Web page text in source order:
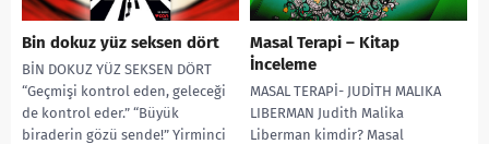
Bin dokuz yüz seksen dört
BİN DOKUZ YÜZ SEKSEN DÖRT
“Geçmişi kontrol eden, geleceği
de kontrol eder.” “Büyük
biraderin gözü sende!” Yirminci
Masal Terapi – Kitap
İnceleme
MASAL TERAPİ- JUDİTH MALIKA
LIBERMAN Judith Malika
Liberman kimdir? Masal